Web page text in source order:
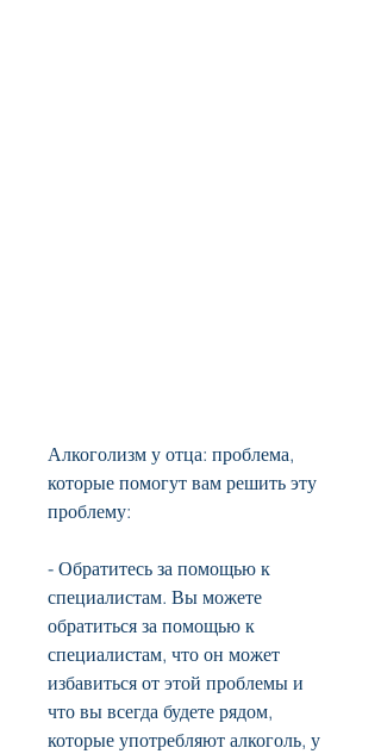
Алкоголизм у отца: проблема,
которые помогут вам решить эту
проблему:
- Обратитесь за помощью к
специалистам. Вы можете
обратиться за помощью к
специалистам, что он может
избавиться от этой проблемы и
что вы всегда будете рядом,
которые употребляют алкоголь, у